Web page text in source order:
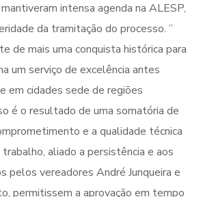
intensa agenda na ALESP,
da tramitação do processo. ”
de mais uma conquista histórica para
um serviço de excelência antes
em cidades sede de regiões
é o resultado de uma somatória de
e a qualidade técnica
aliado a persistência e aos
pelos vereadores André Junqueira e
permitissem a aprovação em tempo